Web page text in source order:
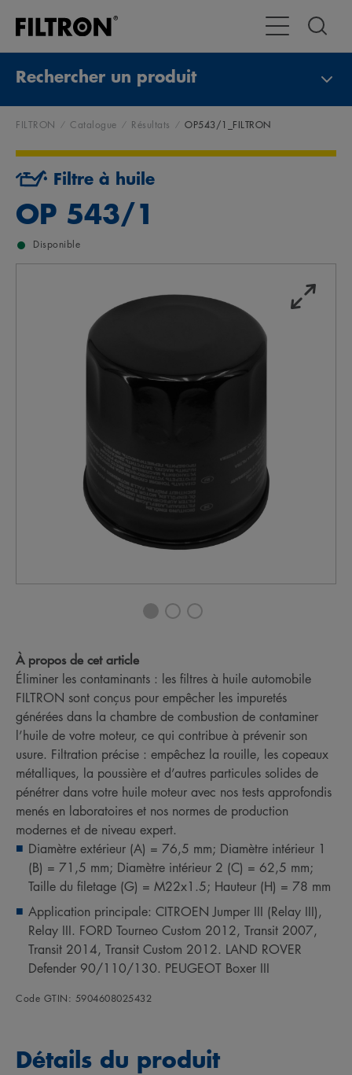
Toggle
Rechercher un produit
FILTRON Catalogue Résultats OP543/1_FILTRON
Filtre à huile
OP 543/1
Disponible
À propos de cet article
Éliminer les contaminants : les filtres à huile automobile
FILTRON sont conçus pour empêcher les impuretés
générées dans la chambre de combustion de contaminer
l’huile de votre moteur, ce qui contribue à prévenir son
usure. Filtration précise : empêchez la rouille, les copeaux
métalliques, la poussière et d’autres particules solides de
pénétrer dans votre huile moteur avec nos tests approfondis
menés en laboratoires et nos normes de production
modernes et de niveau expert.
Diamètre extérieur (A) = 76,5 mm; Diamètre intérieur 1
(B) = 71,5 mm; Diamètre intérieur 2 (C) = 62,5 mm;
Taille du filetage (G) = M22x1.5; Hauteur (H) = 78 mm
Application principale: CITROEN Jumper III (Relay III),
Relay III. FORD Tourneo Custom 2012, Transit 2007,
Transit 2014, Transit Custom 2012. LAND ROVER
Defender 90/110/130. PEUGEOT Boxer III
Code GTIN: 5904608025432
Détails du produit